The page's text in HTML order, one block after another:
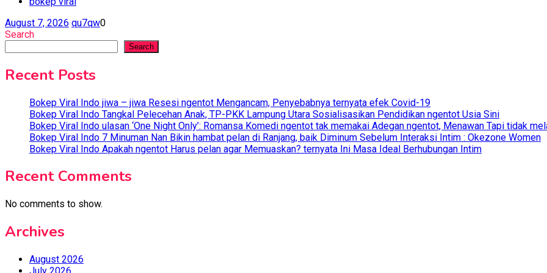
August 7, 2026 qu7qw0
Search
Search
Recent Posts
Bokep Viral Indo jiwa – jiwa Resesi ngentot Mengancam, Penyebabnya ternyata efek Covid-19
Bokep Viral Indo Tangkal Pelecehan Anak, TP-PKK Lampung Utara Sosialisasikan Pendidikan ngentot Usia Sini
Bokep Viral Indo ulasan ‘One Night Only’: Romansa Komedi ngentot tak memakai Adegan ngentot, Menawan Tapi tidak
Bokep Viral Indo 7 Minuman Nan Bikin hambat pelan di Ranjang, baik Diminum Sebelum Interaksi Intim : Okezone Women
Bokep Viral Indo Apakah ngentot Harus pelan agar Memuaskan? ternyata Ini Masa Ideal Berhubungan Intim
Recent Comments
No comments to show.
Archives
August 2026